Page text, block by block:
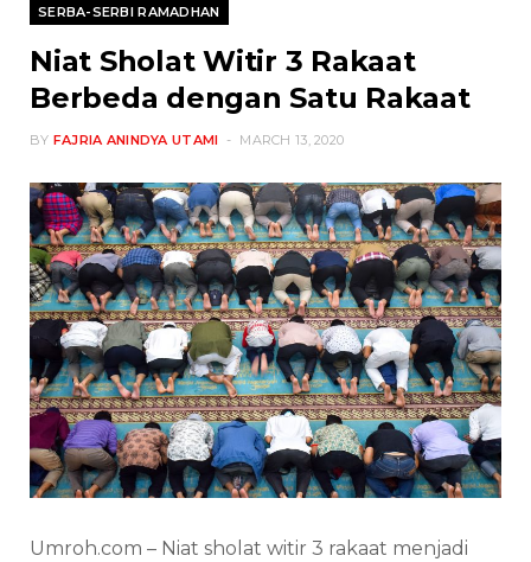
SERBA-SERBI RAMADHAN
Niat Sholat Witir 3 Rakaat
Berbeda dengan Satu Rakaat
BY FAJRIA ANINDYA UTAMI MARCH 13, 2020
Umroh.com – Niat sholat witir 3 rakaat menjadi